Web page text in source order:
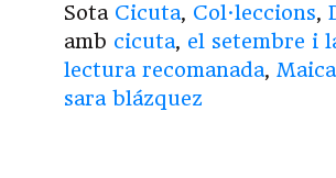
Sota Cicuta, Col·leccions,
amb cicuta, el setembre i
lectura recomanada,
sara blázquez